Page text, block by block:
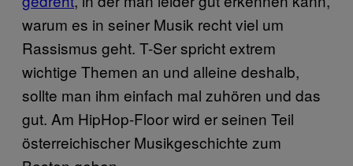
warum es in seiner Musik recht viel um
Rassismus geht. T-Ser spricht extrem
wichtige Themen an und alleine deshalb,
sollte man ihm einfach mal zuhören und das
gut. Am HipHop-Floor wird er seinen Teil
österreichischer Musikgeschichte zum